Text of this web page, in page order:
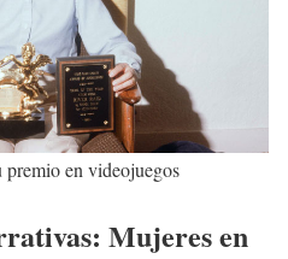
en videojuegos
Mujeres en